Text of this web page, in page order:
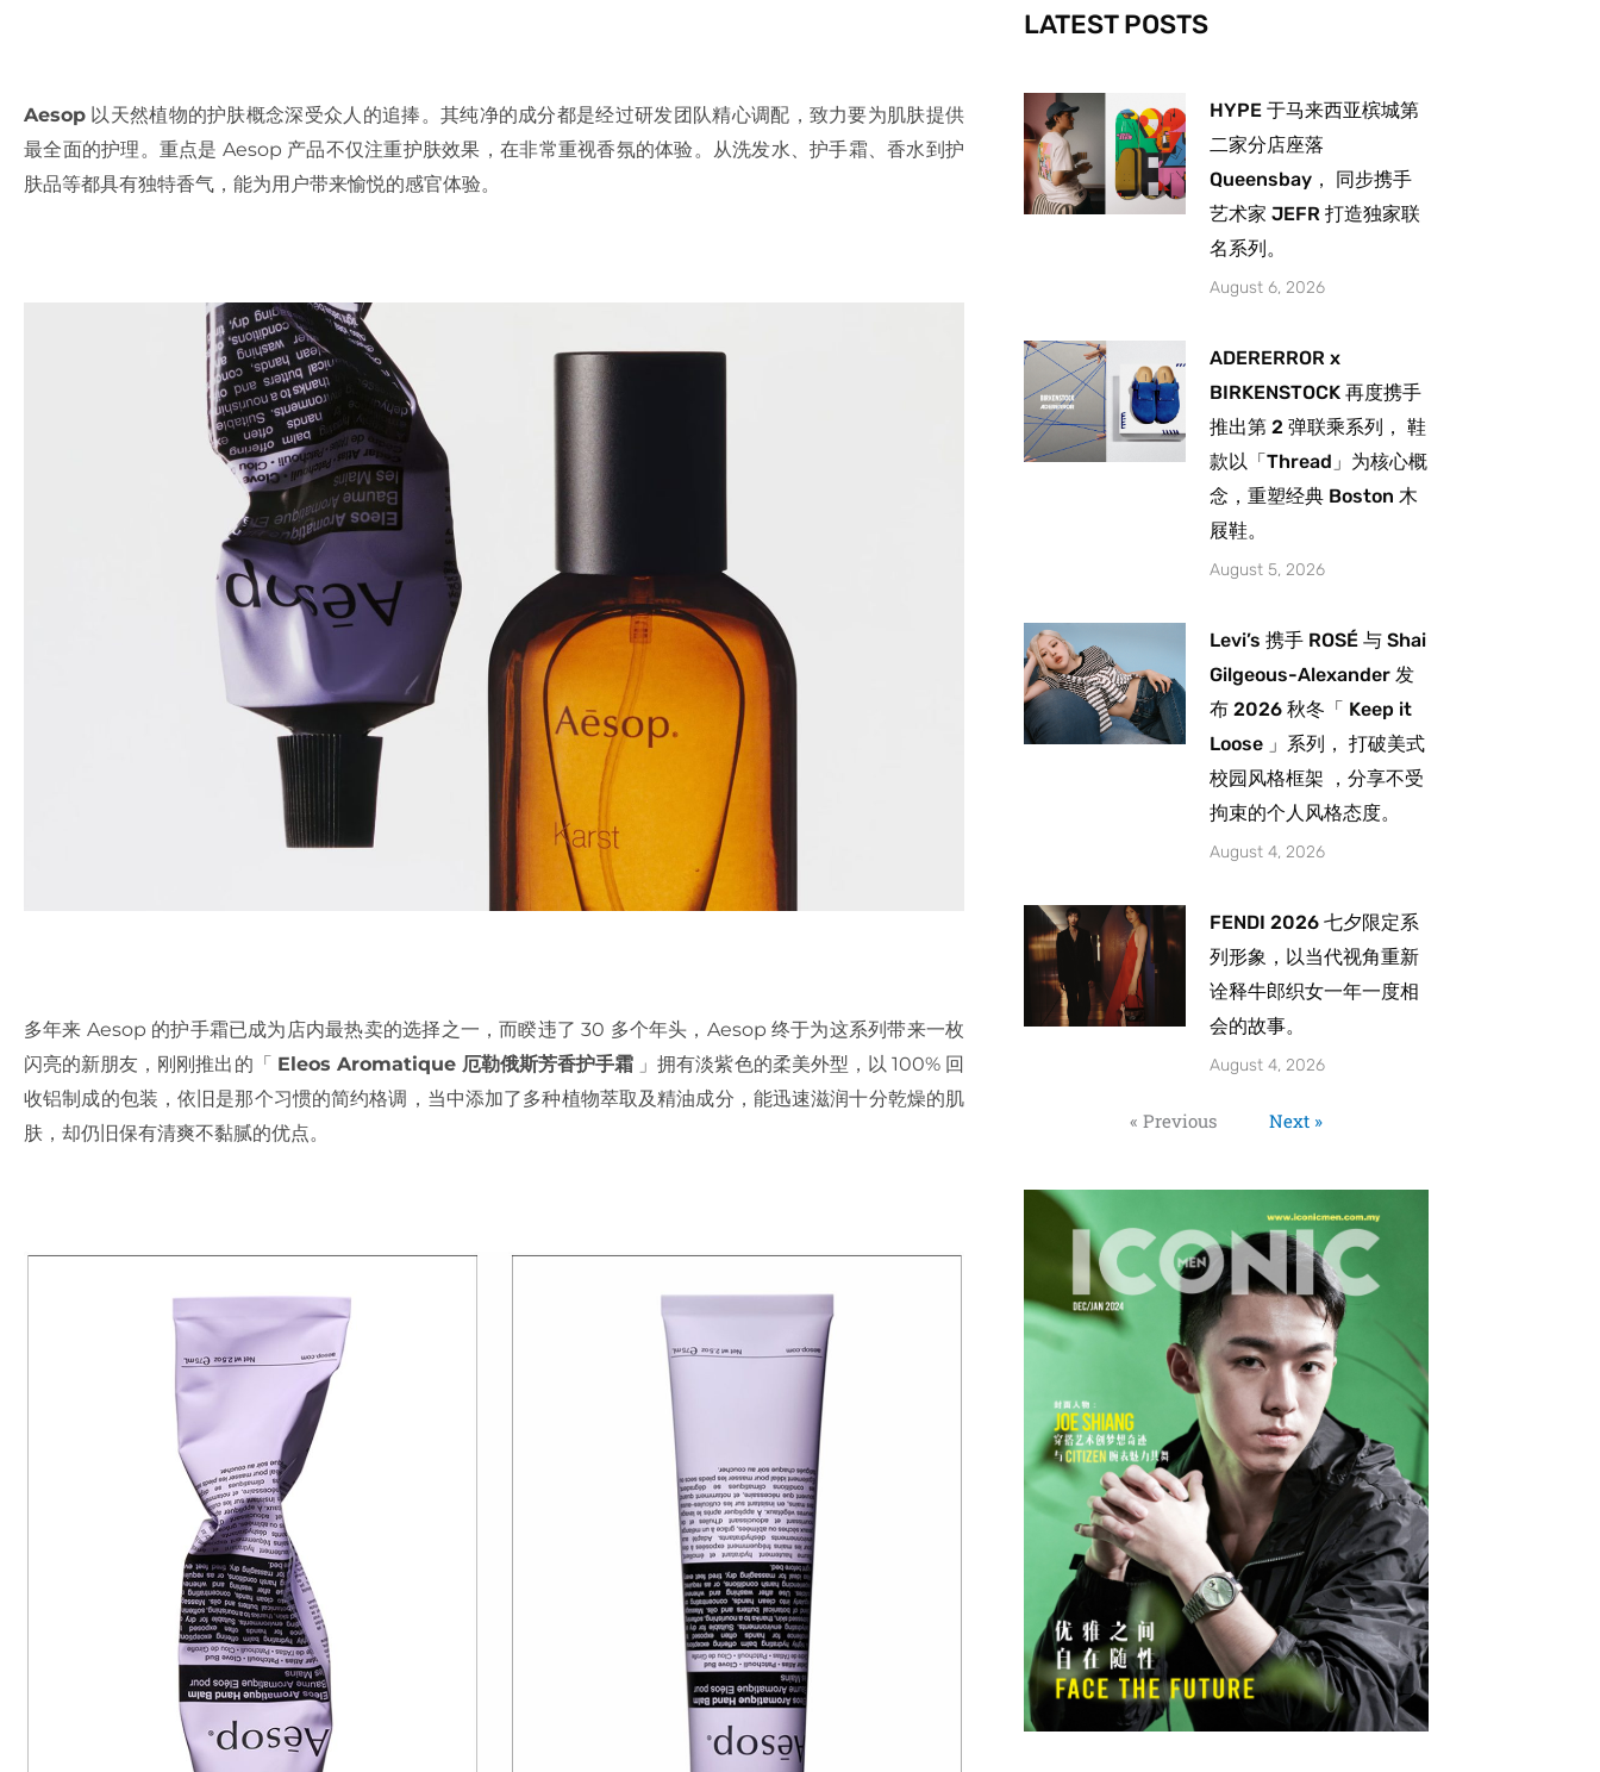
Aesop 以天然植物的护肤概念深受众人的追捧。其纯净的成分都是经过研发团队精心调配，致力要为肌肤提供
最全面的护理。重点是 Aesop 产品不仅注重护肤效果，在非常重视香氛的体验。从洗发水、护手霜、香水到护
肤品等都具有独特香气，能为用户带来愉悦的感官体验。
多年来 Aesop 的护手霜已成为店内最热卖的选择之一，而睽违了 30 多个年头，Aesop 终于为这系列带来一枚
闪亮的新朋友，刚刚推出的「 Eleos Aromatique 厄勒俄斯芳香护手霜 」拥有淡紫色的柔美外型，以 100% 回
收铝制成的包装，依旧是那个习惯的简约格调，当中添加了多种植物萃取及精油成分，能迅速滋润十分乾燥的肌
肤，却仍旧保有清爽不黏腻的优点。
-
f
m
LATEST POSTS
HYPE 于马来西亚槟城第
二家分店座落
Queensbay， 同步携手
艺术家 JEFR 打造独家联
名系列。
August 6, 2026
ADERERROR x
BIRKENSTOCK 再度携手
推出第 2 弹联乘系列， 鞋
款以「Thread」为核心概
念，重塑经典 Boston 木
屐鞋。
August 5, 2026
Levi’s 携手 ROSÉ 与 Shai
Gilgeous-Alexander 发
布 2026 秋冬「 Keep it
Loose 」系列， 打破美式
校园风格框架 ，分享不受
拘束的个人风格态度。
August 4, 2026
FENDI 2026 七夕限定系
列形象，以当代视角重新
诠释牛郎织女一年一度相
会的故事。
August 4, 2026
« Previous Next »